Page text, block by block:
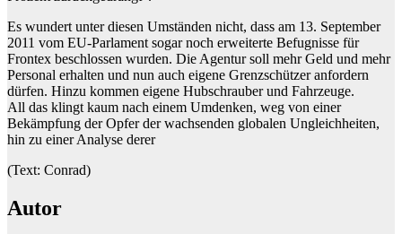
Es wundert unter diesen Umständen nicht, dass am 13. September
2011 vom EU-Parlament sogar noch erweiterte Befugnisse für
Frontex beschlossen wurden. Die Agentur soll mehr Geld und mehr
Personal erhalten und nun auch eigene Grenzschützer anfordern
dürfen. Hinzu kommen eigene Hubschrauber und Fahrzeuge.
All das klingt kaum nach einem Umdenken, weg von einer
Bekämpfung der Opfer der wachsenden globalen Ungleichheiten,
hin zu einer Analyse derer
(Text: Conrad)
Autor